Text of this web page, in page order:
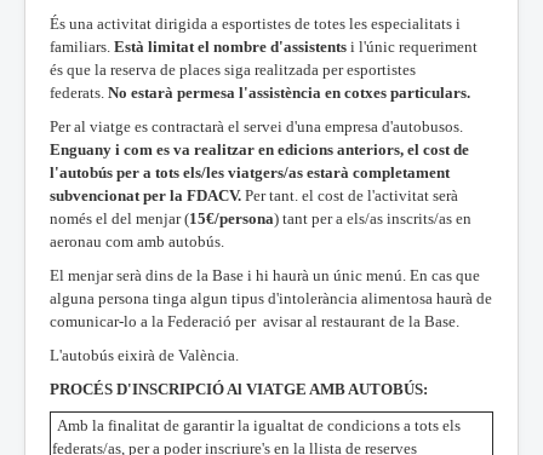
És una activitat dirigida a esportistes de totes les especialitats i
familiars. Està limitat el nombre d'assistents i l'únic requeriment
és que la reserva de places siga realitzada per esportistes
federats. No estarà permesa l'assistència en cotxes particulars.
Per al viatge es contractarà el servei d'una empresa d'autobusos.
Enguany i com es va realitzar en edicions anteriors, el cost de
l'autobús per a tots els/les viatgers/as estarà completament
subvencionat per la FDACV. Per tant. el cost de l'activitat serà
només el del menjar (15€/persona) tant per a els/as inscrits/as en
aeronau com amb autobús.
El menjar serà dins de la Base i hi haurà un únic menú. En cas que
alguna persona tinga algun tipus d'intolerància alimentosa haurà de
comunicar-lo a la Federació per avisar al restaurant de la Base.
L'autobús eixirà de València.
PROCÉS D'INSCRIPCIÓ Al VIATGE AMB AUTOBÚS:
Amb la finalitat de garantir la igualtat de condicions a tots els
federats/as, per a poder inscriure's en la llista de reserves